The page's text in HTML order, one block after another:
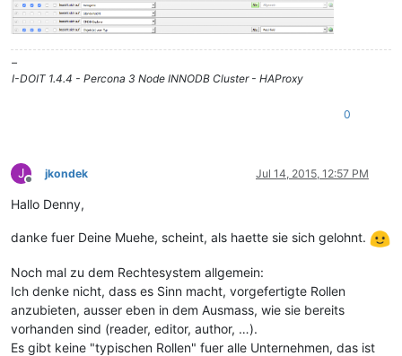
–
I-DOIT 1.4.4 - Percona 3 Node INNODB Cluster - HAProxy
0
J
Offline
jkondek Jul 14, 2015, 12:57 PM
Hallo Denny,
danke fuer Deine Muehe, scheint, als haette sie sich gelohnt.
Noch mal zu dem Rechtesystem allgemein:
Ich denke nicht, dass es Sinn macht, vorgefertigte Rollen
anzubieten, ausser eben in dem Ausmass, wie sie bereits
vorhanden sind (reader, editor, author, …).
Es gibt keine "typischen Rollen" fuer alle Unternehmen, das ist